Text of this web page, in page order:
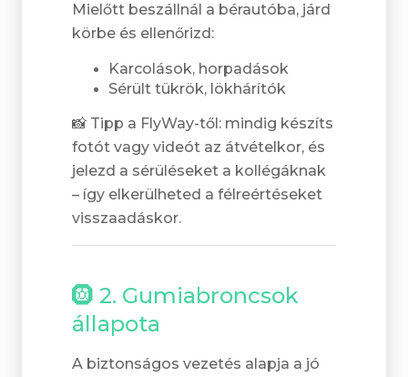
Mielőtt beszállnál a bérautóba, járd
körbe és ellenőrizd:
Karcolások, horpadások
Sérült tükrök, lökhárítók
📸 Tipp a FlyWay-től: mindig készíts
fotót vagy videót az átvételkor, és
jelezd a sérüléseket a kollégáknak
– így elkerülheted a félreértéseket
visszaadáskor.
🛞 2. Gumiabroncsok
állapota
A biztonságos vezetés alapja a jó